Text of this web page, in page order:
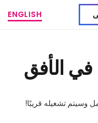
ENGLISH
في الأفق
وسيتم تشغيله قريبًا!